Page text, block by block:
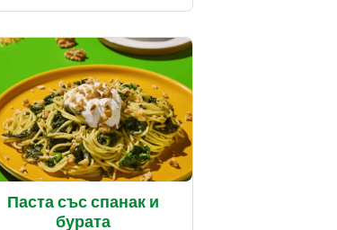
Паста със спанак и
бурата